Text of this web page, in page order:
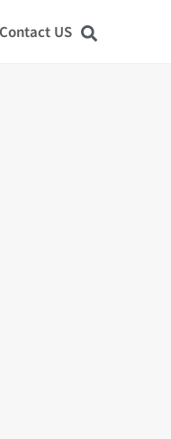
Contact US